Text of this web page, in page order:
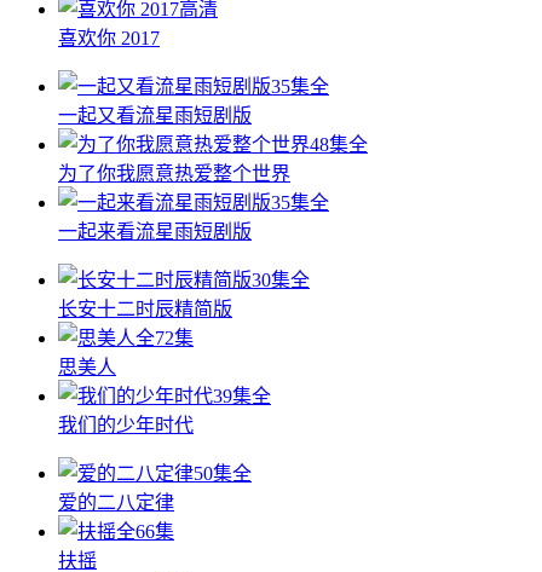
高清
喜欢你 2017
35集全
一起又看流星雨短剧版
48集全
为了你我愿意热爱整个世界
35集全
一起来看流星雨短剧版
30集全
长安十二时辰精简版
全72集
思美人
39集全
我们的少年时代
50集全
爱的二八定律
全66集
扶摇